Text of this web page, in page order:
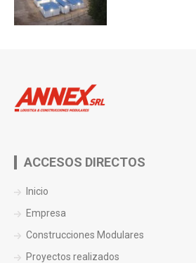
ACCESOS DIRECTOS
Inicio
Empresa
Construcciones Modulares
Proyectos realizados